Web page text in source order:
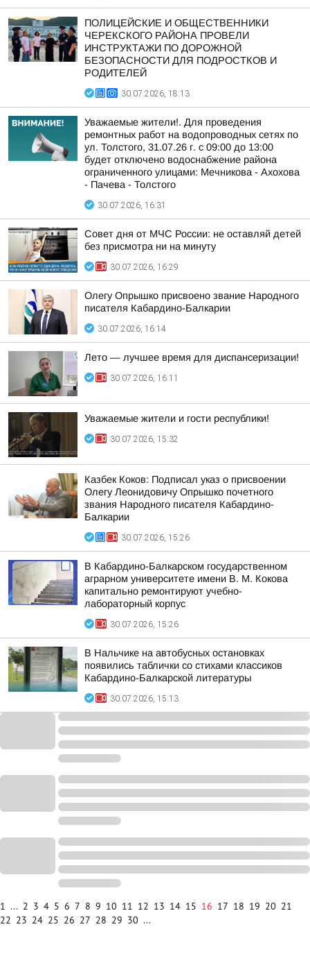
ПОЛИЦЕЙСКИЕ И ОБЩЕСТВЕННИКИ
ЧЕРЕКСКОГО РАЙОНА ПРОВЕЛИ
ИНСТРУКТАЖИ ПО ДОРОЖНОЙ
БЕЗОПАСНОСТИ ДЛЯ ПОДРОСТКОВ И
РОДИТЕЛЕЙ
30.07.2026, 18:13
Уважаемые жители!. Для проведения
ремонтных работ на водопроводных сетях по
ул. Толстого, 31.07.26 г. с 09:00 до 13:00
будет отключено водоснабжение района
ограниченного улицами: Мечникова - Ахохова
- Пачева - Толстого
30.07.2026, 16:31
Совет дня от МЧС России: не оставляй детей
без присмотра ни на минуту
30.07.2026, 16:29
Олегу Опрышко присвоено звание Народного
писателя Кабардино-Балкарии
30.07.2026, 16:14
Лето — лучшее время для диспансеризации!
30.07.2026, 16:11
Уважаемые жители и гости республики!
30.07.2026, 15:32
Казбек Коков: Подписал указ о присвоении
Олегу Леонидовичу Опрышко почетного
звания Народного писателя Кабардино-
Балкарии
30.07.2026, 15:26
В Кабардино-Балкарском государственном
аграрном университете имени В. М. Кокова
капитально ремонтируют учебно-
лабораторный корпус
30.07.2026, 15:26
В Нальчике на автобусных остановках
появились таблички со стихами классиков
Кабардино-Балкарской литературы
30.07.2026, 15:13
1 ... 2 3 4 5 6 7 8 9 10 11 12 13 14 15 16 17 18 19 20 21
22 23 24 25 26 27 28 29 30 ...